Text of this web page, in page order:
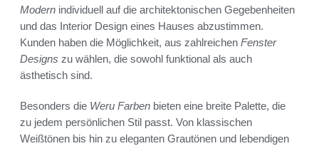
Modern individuell auf die architektonischen Gegebenheiten
und das Interior Design eines Hauses abzustimmen.
Kunden haben die Möglichkeit, aus zahlreichen Fenster
Designs zu wählen, die sowohl funktional als auch
ästhetisch sind.
Besonders die Weru Farben bieten eine breite Palette, die
zu jedem persönlichen Stil passt. Von klassischen
Weißtönen bis hin zu eleganten Grautönen und lebendigen